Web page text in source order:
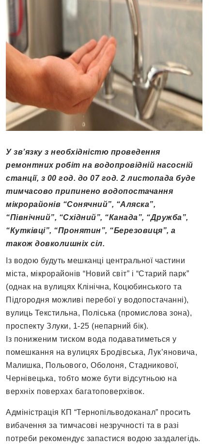
У зв’язку з необхідністю проведення
ремонтних робіт на водопровідній насосній
станції, з 00 год. до 07 год. 2 листопада буде
тимчасово припинено водопостачання
мікрорайонів “Сонячний”, “Аляска”,
“Північний”, “Східний”, “Канада”, “Дружба”,
“Кутківці”, “Пронятин”, “Березовиця”, а
також довколишніх сіл.
Із водою будуть мешканці центральної частини
міста, мікрорайонів “Новий світ” і “Старий парк”
(однак на вулицях Клінічна, Коцюбинського та
Підгородня можливі перебої у водопостачанні),
вулиць Текстильна, Поліська (промислова зона),
проспекту Злуки, 1-25 (непарний бік).
Із пониженим тиском вода подаватиметься у
помешкання на вулицях Бродівська, Лук’яновича,
Малишка, Польового, Оболоня, Стадникової,
Чернівецька, тобто може бути відсутньою на
верхніх поверхах багатоповерхівок.
Адміністрація КП “Тернопільводоканал” просить
вибачення за тимчасові незручності та в разі
потреби рекомендує запастися водою заздалегідь.